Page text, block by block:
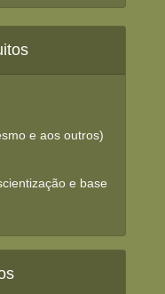
e aos outros)
e base